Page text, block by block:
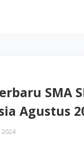
SMA
Agustus